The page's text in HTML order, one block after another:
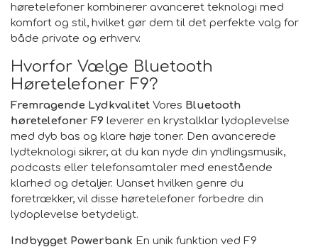
høretelefoner kombinerer avanceret teknologi med
komfort og stil, hvilket gør dem til det perfekte valg for
både private og erhverv.
Hvorfor Vælge Bluetooth
Høretelefoner F9?
Fremragende Lydkvalitet Vores Bluetooth
høretelefoner F9 leverer en krystalklar lydoplevelse
med dyb bas og klare høje toner. Den avancerede
lydteknologi sikrer, at du kan nyde din yndlingsmusik,
podcasts eller telefonsamtaler med enestående
klarhed og detaljer. Uanset hvilken genre du
foretrækker, vil disse høretelefoner forbedre din
lydoplevelse betydeligt.
Indbygget Powerbank En unik funktion ved F9